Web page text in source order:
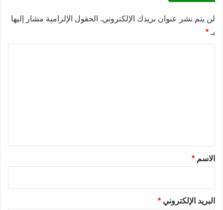
لن يتم نشر عنوان بريدك الإلكتروني. الحقول الإلزامية مشار إليها
بـ *
*الاسم *
البريد الإلكتروني *